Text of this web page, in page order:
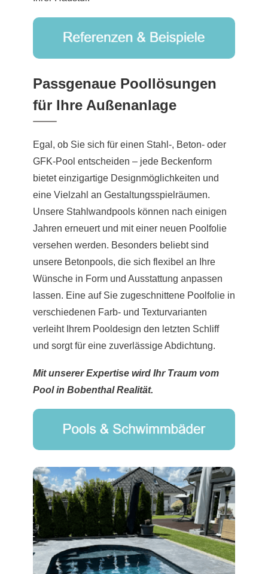
Passgenaue Poollösungen
für Ihre Außenanlage
Egal, ob Sie sich für einen Stahl-, Beton- oder
GFK-Pool entscheiden – jede Beckenform
bietet einzigartige Designmöglichkeiten und
eine Vielzahl an Gestaltungsspielräumen.
Unsere Stahlwandpools können nach einigen
Jahren erneuert und mit einer neuen Poolfolie
versehen werden. Besonders beliebt sind
unsere Betonpools, die sich flexibel an Ihre
Wünsche in Form und Ausstattung anpassen
lassen. Eine auf Sie zugeschnittene Poolfolie in
verschiedenen Farb- und Texturvarianten
verleiht Ihrem Pooldesign den letzten Schliff
und sorgt für eine zuverlässige Abdichtung.
Mit unserer Expertise wird Ihr Traum vom
Pool in Bobenthal Realität.